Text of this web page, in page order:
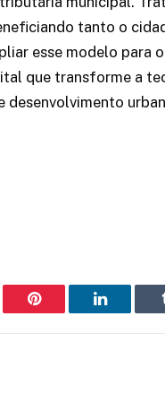
tanto o
esse modelo para
que transforme a
desenvolvimento
Pinterest LinkedIn